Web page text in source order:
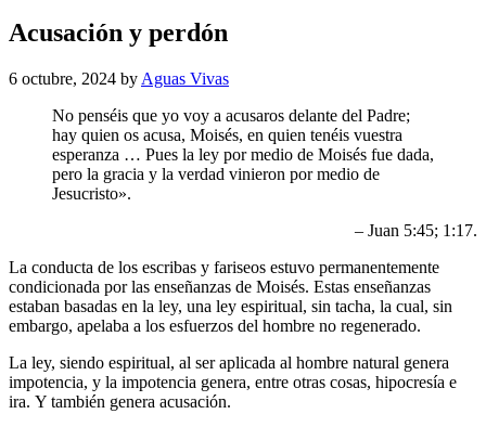
Acusación y perdón
6 octubre, 2024 by Aguas Vivas
No penséis que yo voy a acusaros delante del Padre;
hay quien os acusa, Moisés, en quien tenéis vuestra
esperanza … Pues la ley por medio de Moisés fue dada,
pero la gracia y la verdad vinieron por medio de
Jesucristo».
– Juan 5:45; 1:17.
La conducta de los escribas y fariseos estuvo permanentemente
condicionada por las enseñanzas de Moisés. Estas enseñanzas
estaban basadas en la ley, una ley espiritual, sin tacha, la cual, sin
embargo, apelaba a los esfuerzos del hombre no regenerado.
La ley, siendo espiritual, al ser aplicada al hombre natural genera
impotencia, y la impotencia genera, entre otras cosas, hipocresía e
ira. Y también genera acusación.